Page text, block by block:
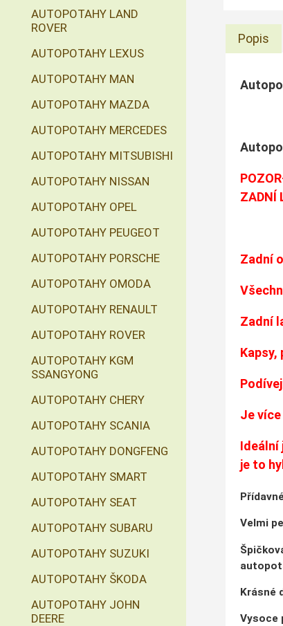
Popis
ZADNÍ
Zadní
Zadní
Je
Ideální
je to
Velmi
Krásné
Vysoce
AUTOPOTAHY LAND
ROVER
AUTOPOTAHY LEXUS
AUTOPOTAHY MAN
AUTOPOTAHY MAZDA
AUTOPOTAHY MERCEDES
AUTOPOTAHY MITSUBISHI
AUTOPOTAHY NISSAN
AUTOPOTAHY OPEL
AUTOPOTAHY PEUGEOT
AUTOPOTAHY PORSCHE
AUTOPOTAHY OMODA
AUTOPOTAHY RENAULT
AUTOPOTAHY ROVER
AUTOPOTAHY KGM
SSANGYONG
AUTOPOTAHY CHERY
AUTOPOTAHY SCANIA
AUTOPOTAHY DONGFENG
AUTOPOTAHY SMART
AUTOPOTAHY SEAT
AUTOPOTAHY SUBARU
AUTOPOTAHY SUZUKI
AUTOPOTAHY ŠKODA
AUTOPOTAHY JOHN
DEERE